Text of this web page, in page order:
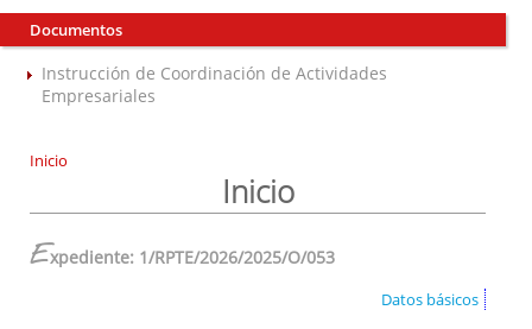
Documentos
Instrucción de Coordinación de Actividades
Empresariales
Inicio
Inicio
Expediente: 1/RPTE/2026/2025/O/053
Datos básicos